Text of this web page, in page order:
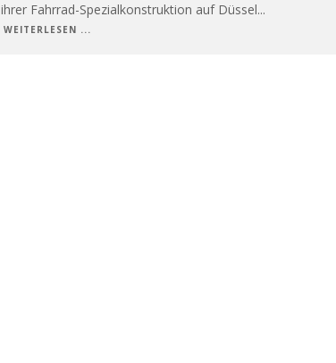
ihrer Fahrrad-Spezialkonstruktion auf Düssel...
WEITERLESEN ...